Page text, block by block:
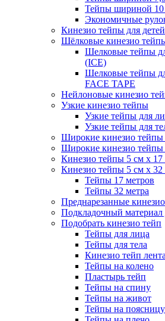
Тейпы шириной 10
Экономичные
Кинезио тейпы для детей
Шёлковые кинезио
Шелковые тейпы
(ICE)
Шелковые тейпы
FACE TAPE
Нейлоновые кинезио
Узкие кинезио тейпы
Узкие тейпы для
Узкие тейпы для
Широкие кинезио
Широкие кинезио тейпы
Кинезио тейпы 5 см x
Кинезио тейпы 5 см х
Тейпы 17 метров
Тейпы 32 метра
Преднарезанные
Подкладочный материал
Подобрать кинезио тейп
Тейпы для лица
Тейпы для тела
Кинезио тейп лента
Тейпы на колено
Пластырь тейп
Тейпы на спину
Тейпы на живот
Тейпы на поясницу